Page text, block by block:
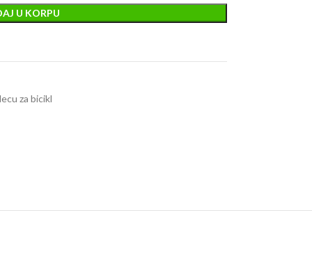
U KORPU
za bicikl